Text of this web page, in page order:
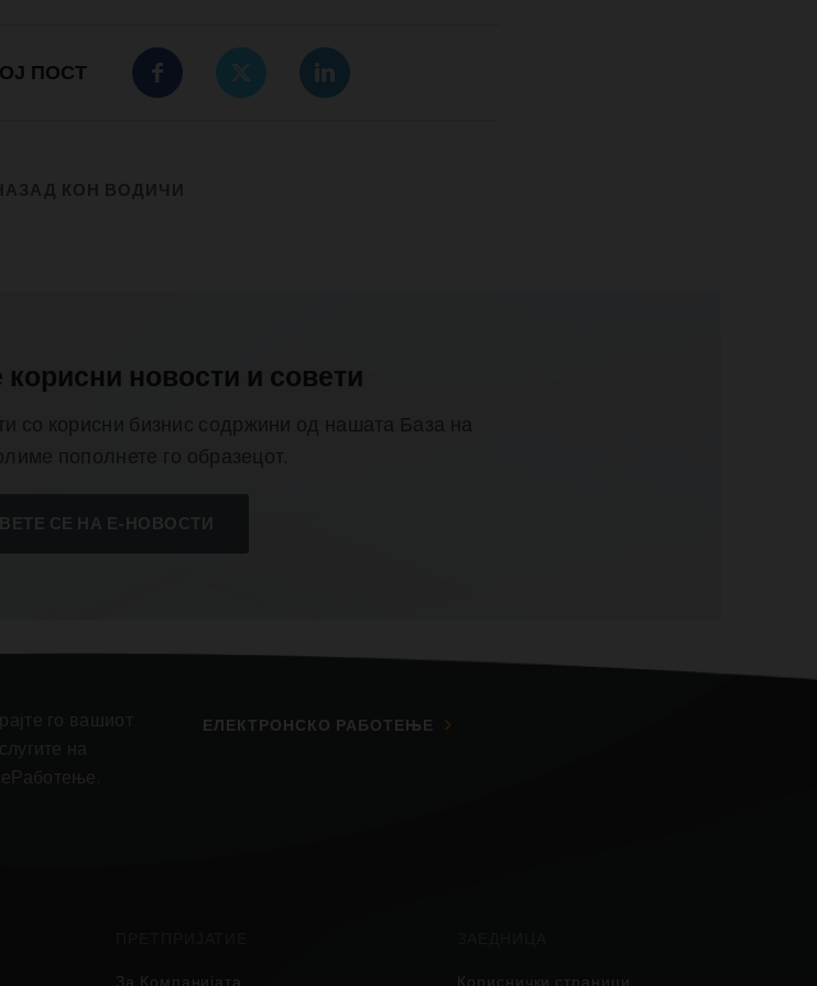
ПОСТ
новости и совети
со корисни бизнис содржини од нашата База на
пополнете го образецот.
СЕ НА Е-НОВОСТИ
го вашиот
на
ЕЛЕКТРОНСКО РАБОТЕЊЕ
За Компанијата
Кориснички страници